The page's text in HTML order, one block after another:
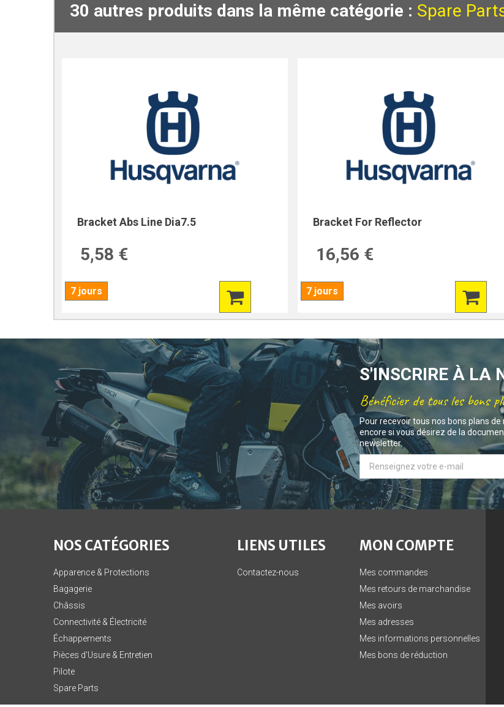
30 autres produits dans la même catégorie : Spare
Bracket Abs Line Dia7.5
5,58 €
7 jours
Bracket For Reflector
16,56 €
7 jours
S'INSCRIRE À LA
Bénéficier de tous les bons
Pour recevoir tous nos bons plans
encore si vous désirez de la
newsletter.
NOS CATÉGORIES
Apparence & Protections
Bagagerie
Châssis
Connectivité & Électricité
Échappements
Pièces d'Usure & Entretien
Pilote
Spare Parts
LIENS UTILES
Contactez-nous
MON COMPTE
Mes commandes
Mes retours de marchandise
Mes avoirs
Mes adresses
Mes informations personnelles
Mes bons de réduction